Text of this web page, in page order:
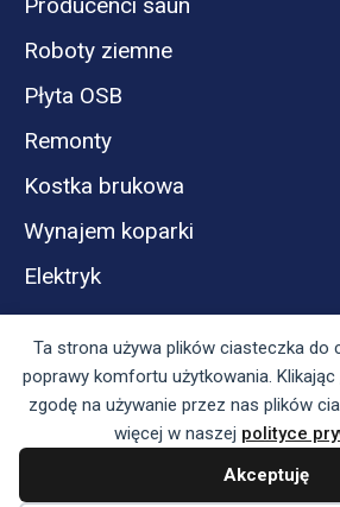
Ta strona używa plików ciasteczka do
poprawy komfortu użytkowania. Klikając
zgodę na używanie przez nas plików
więcej w naszej polityce
Akceptuję
Roboty ziemne
Płyta OSB
Remonty
Kostka brukowa
Wynajem koparki
Elektryk
Panel